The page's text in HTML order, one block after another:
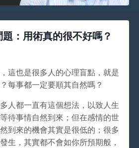
：用術真的很不好嗎？
這也是很多人的心理盲點，就是
每事都一定要順其自然嗎？
人都一直有這個想法，以致人生
待事情自然到來；但在感情的世
到來的機會其實是很低的；很多
生，其實都不會如你所預期般，